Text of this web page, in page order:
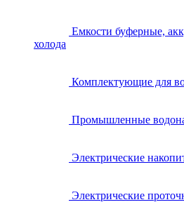
Емкости буферные,
холода
Комплектующие для
Промышленные
Электрические
Электрические